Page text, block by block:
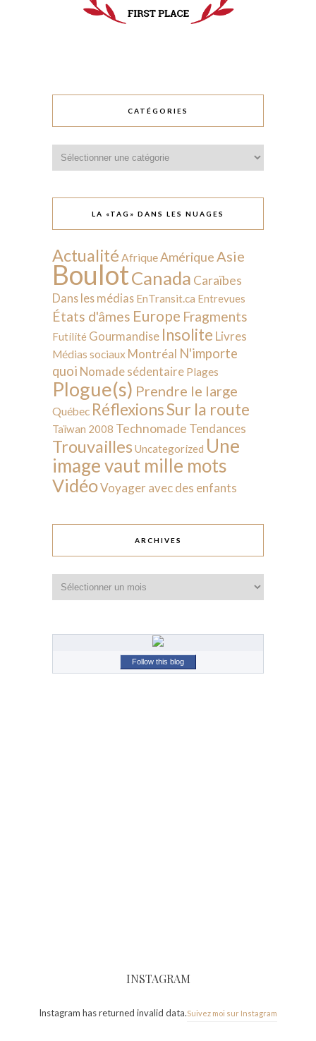
CATÉGORIES
LA «TAG» DANS LES NUAGES
Actualité AfriqueAmérique Asie
BoulotCanada Caraïbes
Dans les médias EnTransit.ca Entrevues
États d'âmes Europe Fragments
Futilité Gourmandise Insolite Livres
Médias sociaux Montréal N'importe
quoi Nomade sédentaire Plages
Plogue(s) Prendre le large
Québec RéflexionsSur la route
Taïwan 2008 Technomade Tendances
Trouvailles Uncategorized Une
image vaut mille mots
VidéoVoyager avec des enfants
ARCHIVES
Follow this blog
INSTAGRAM
Instagram has returned invalid data.Suivez moi sur Instagram